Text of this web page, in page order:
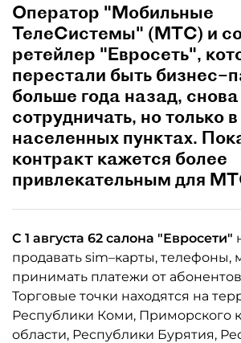
Оператор "Мобильные
ТелеСистемы" (МТС) и
ретейлер "Евросеть",
перестали быть
больше года назад,
сотрудничать, но только
населенных пунктах.
контракт кажется более
привлекательным для
С 1 августа 62 салона "Евросети"
продавать sim–карты,
принимать платежи от
Торговые точки находятся на
Республики Коми, Приморского
области, Республики Бурятия,